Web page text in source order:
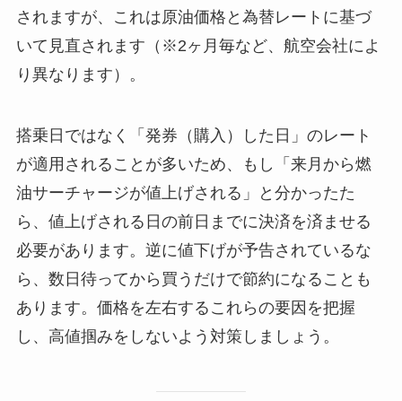
されますが、これは原油価格と為替レートに基づ
いて見直されます（※2ヶ月毎など、航空会社によ
り異なります）。
搭乗日ではなく「発券（購入）した日」のレート
が適用されることが多いため、もし「来月から燃
油サーチャージが値上げされる」と分かったた
ら、値上げされる日の前日までに決済を済ませる
必要があります。逆に値下げが予告されているな
ら、数日待ってから買うだけで節約になることも
あります。価格を左右するこれらの要因を把握
し、高値掴みをしないよう対策しましょう。